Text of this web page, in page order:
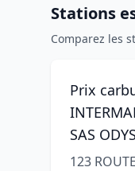
Stations
Comparez les
Prix
SAS
123